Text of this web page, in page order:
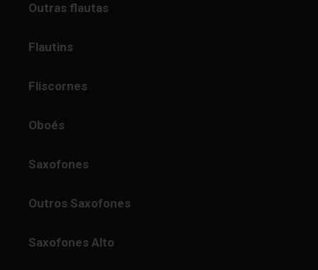
Outras flautas
Flautins
Fliscornes
Oboés
Saxofones
Outros Saxofones
Saxofones Alto